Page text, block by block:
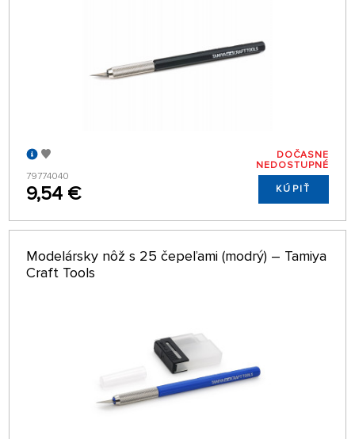
79774040
9,54 €
DOČASNE
NEDOSTUPNÉ
KÚPIŤ
Modelársky nôž s 25 čepeľami (modrý) – Tamiya
Craft Tools